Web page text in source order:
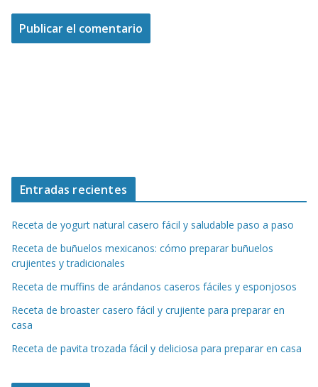
Entradas recientes
Receta de yogurt natural casero fácil y saludable paso a paso
Receta de buñuelos mexicanos: cómo preparar buñuelos
crujientes y tradicionales
Receta de muffins de arándanos caseros fáciles y esponjosos
Receta de broaster casero fácil y crujiente para preparar en
casa
Receta de pavita trozada fácil y deliciosa para preparar en casa